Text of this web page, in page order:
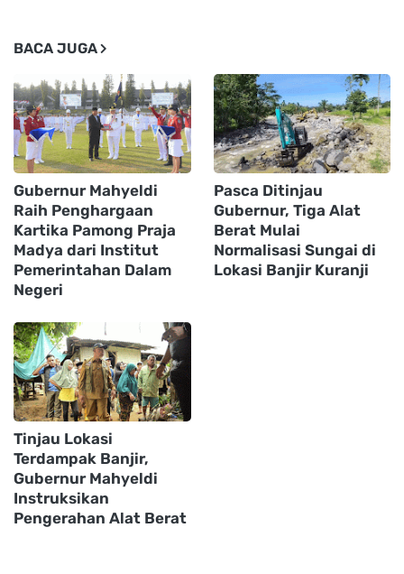
BACA JUGA
Gubernur Mahyeldi
Raih Penghargaan
Kartika Pamong Praja
Madya dari Institut
Pemerintahan Dalam
Negeri
Pasca Ditinjau
Gubernur, Tiga Alat
Berat Mulai
Normalisasi Sungai di
Lokasi Banjir Kuranji
Tinjau Lokasi
Terdampak Banjir,
Gubernur Mahyeldi
Instruksikan
Pengerahan Alat Berat